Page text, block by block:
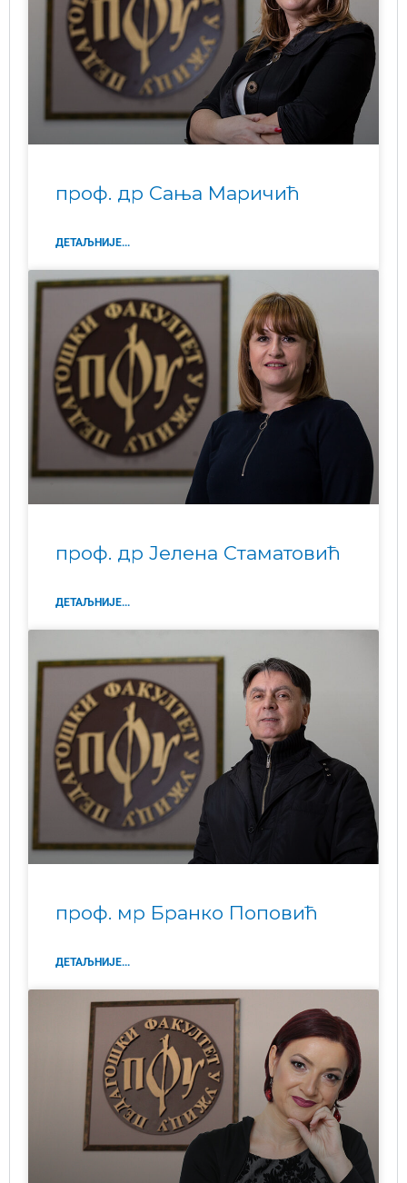
проф. др Сања Маричић
ДЕТАЉНИЈЕ...
проф. др Јелена Стаматовић
ДЕТАЉНИЈЕ...
проф. мр Бранко Поповић
ДЕТАЉНИЈЕ...